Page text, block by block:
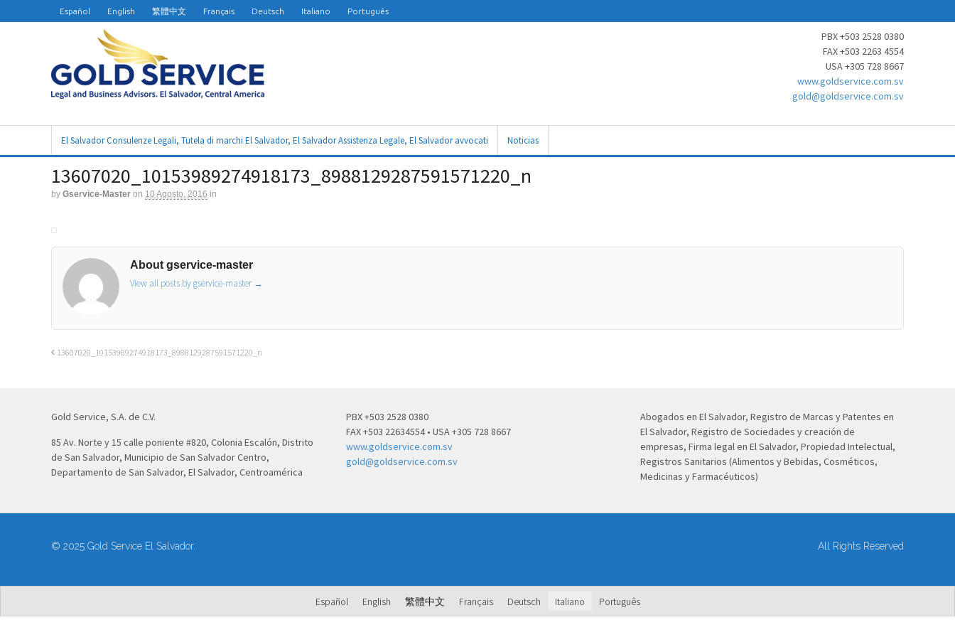
Español English 繁體中文 Français Deutsch Italiano Português
PBX +503 2528 0380
FAX +503 2263 4554
USA +305 728 8667
www.goldservice.com.sv
gold@goldservice.com.sv
El Salvador Consulenze Legali, Tutela di marchi El Salvador, El Salvador Assistenza Legale, El Salvador avvocati Noticias
13607020_10153989274918173_8988129287591571220_n
by Gservice-Master on 10 Agosto, 2016 in
About gservice-master
View all posts by gservice-master →
13607020_10153989274918173_8988129287591571220_n
Gold Service, S.A. de C.V.
85 Av. Norte y 15 calle poniente #820, Colonia Escalón, Distrito
de San Salvador, Municipio de San Salvador Centro,
Departamento de San Salvador, El Salvador, Centroamérica
PBX +503 2528 0380
FAX +503 22634554 • USA +305 728 8667
www.goldservice.com.sv
gold@goldservice.com.sv
Abogados en El Salvador, Registro de Marcas y Patentes en
El Salvador, Registro de Sociedades y creación de
empresas, Firma legal en El Salvador, Propiedad Intelectual,
Registros Sanitarios (Alimentos y Bebidas, Cosméticos,
Medicinas y Farmacéuticos)
© 2025 Gold Service El Salvador. All Rights Reserved
Español English 繁體中文 Français Deutsch Italiano Português